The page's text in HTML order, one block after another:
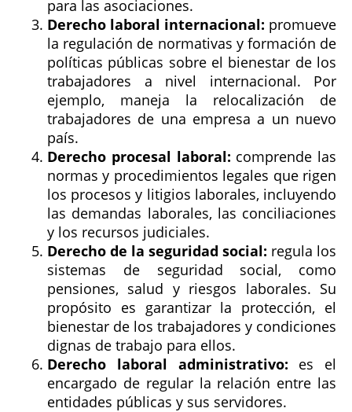
para las asociaciones.
Derecho laboral internacional: promueve
la regulación de normativas y formación de
políticas públicas sobre el bienestar de los
trabajadores a nivel internacional. Por
ejemplo, maneja la relocalización de
trabajadores de una empresa a un nuevo
país.
Derecho procesal laboral: comprende las
normas y procedimientos legales que rigen
los procesos y litigios laborales, incluyendo
las demandas laborales, las conciliaciones
y los recursos judiciales.
Derecho de la seguridad social: regula los
sistemas de seguridad social, como
pensiones, salud y riesgos laborales. Su
propósito es garantizar la protección, el
bienestar de los trabajadores y condiciones
dignas de trabajo para ellos.
Derecho laboral administrativo: es el
encargado de regular la relación entre las
entidades públicas y sus servidores.